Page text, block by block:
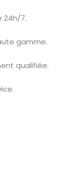
24h/7.
gamme.
qualifiée.